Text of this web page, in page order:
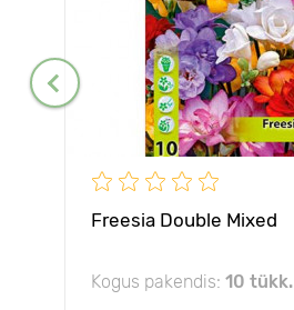
Freesia Double Mixed
Kogus pakendis: 10 tükk.